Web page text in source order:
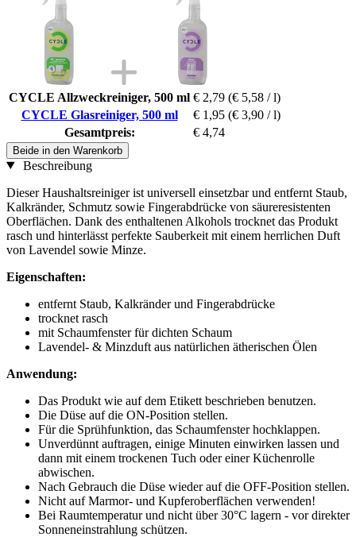
CYCLE Allzweckreiniger, 500 ml € 2,79 (€ 5,58 / l)
CYCLE Glasreiniger, 500 ml
€ 1,95 (€ 3,90 / l)
Gesamtpreis:
€ 4,74
Beide in den Warenkorb
Beschreibung
Dieser Haushaltsreiniger ist universell einsetzbar und entfernt Staub,
Kalkränder, Schmutz sowie Fingerabdrücke von säureresistenten
Oberflächen. Dank des enthaltenen Alkohols trocknet das Produkt
rasch und hinterlässt perfekte Sauberkeit mit einem herrlichen Duft
von Lavendel sowie Minze.
Eigenschaften:
entfernt Staub, Kalkränder und Fingerabdrücke
trocknet rasch
mit Schaumfenster für dichten Schaum
Lavendel- & Minzduft aus natürlichen ätherischen Ölen
Anwendung:
Das Produkt wie auf dem Etikett beschrieben benutzen.
Die Düse auf die ON-Position stellen.
Für die Sprühfunktion, das Schaumfenster hochklappen.
Unverdünnt auftragen, einige Minuten einwirken lassen und
dann mit einem trockenen Tuch oder einer Küchenrolle
abwischen.
Nach Gebrauch die Düse wieder auf die OFF-Position stellen.
Nicht auf Marmor- und Kupferoberflächen verwenden!
Bei Raumtemperatur und nicht über 30°C lagern - vor direkter
Sonneneinstrahlung schützen.